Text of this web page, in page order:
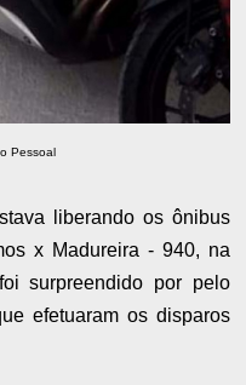
Pessoal
liberando os ônibus
x Madureira - 940, na
surpreendido por pelo
efetuaram os disparos